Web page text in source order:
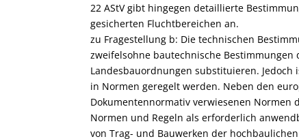
22 AStV gibt hingegen detaillierte
gesicherten Fluchtbereichen an.
zu Fragestellung b: Die technischen
zweifelsohne bautechnische
Landesbauordnungen substituieren.
in Normen geregelt werden. Neben den
Dokumentennormativ verwiesenen
Normen und Regeln als erforderlich
von Trag- und Bauwerken der